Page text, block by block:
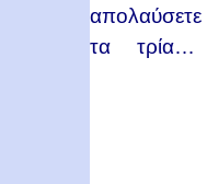
τα τρία…